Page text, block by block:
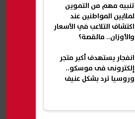
تنبيه مهم من التموين
لملايين المواطنين عند
اكتشاف التلاعب في الأسعار
والأوزان.. مالقصة؟
انفجار يستهدف أكبر متجر
إلكترونى فى موسكو..
وروسيا ترد بشكل عنيف